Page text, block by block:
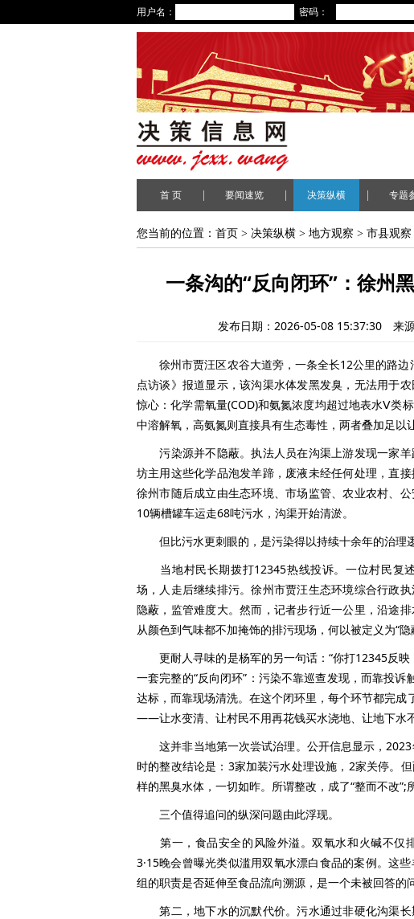
用户名： 密码：
首 页 要闻速览 决策纵横 专题
您当前的位置： 首页 > 决策纵横 > 地方观察 > 市县观察
一条沟的“反向闭环”：徐州
发布日期：2026-05-08 15:37:30 来
徐州市贾汪区农谷大道旁，一条全长12公里的路边
点访谈》报道显示，该沟渠水体发黑发臭，无法用于
惊心：化学需氧量(COD)和氨氮浓度均超过地表水Ⅴ类
中溶解氧，高氨氮则直接具有生态毒性，两者叠加足以
污染源并不隐蔽。执法人员在沟渠上游发现一家羊
坊主用这些化学品泡发羊蹄，废液未经任何处理，直
徐州市随后成立由生态环境、市场监管、农业农村、
10辆槽罐车运走68吨污水，沟渠开始清淤。
但比污水更刺眼的，是污染得以持续十余年的治理逻
当地村民长期拨打12345热线投诉。一位村民复
场，人走后继续排污。徐州市贾汪生态环境综合行政
隐蔽，监管难度大。然而，记者步行近一公里，沿途
从颜色到气味都不加掩饰的排污现场，何以被定义为“隐
更耐人寻味的是杨军的另一句话：“你打12345反映
一套完整的“反向闭环”：污染不靠巡查发现，而靠投
达标，而靠现场清洗。在这个闭环里，每个环节都完成
——让水变清、让村民不用再花钱买水浇地、让地下水不
这并非当地第一次尝试治理。公开信息显示，2023
时的整改结论是：3家加装污水处理设施，2家关停。
样的黑臭水体，一切如昨。所谓整改，成了“整而不改”;
三个值得追问的纵深问题由此浮现。
第一，食品安全的风险外溢。双氧水和火碱不仅
3·15晚会曾曝光类似滥用双氧水漂白食品的案例。这
组的职责是否延伸至食品流向溯源，是一个未被回答的
第二，地下水的沉默代价。污水通过非硬化沟渠长